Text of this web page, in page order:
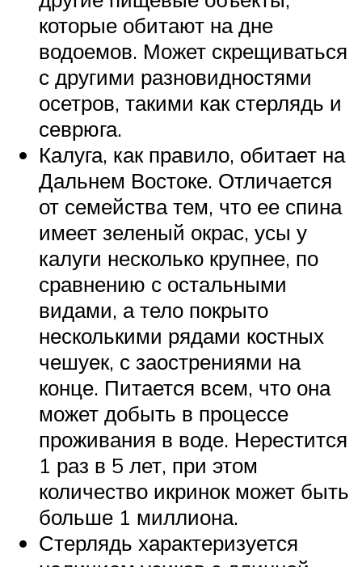
которые обитают на дне
водоемов. Может скрещиваться
с другими разновидностями
осетров, такими как стерлядь и
севрюга.
Калуга, как правило, обитает на
Дальнем Востоке. Отличается
от семейства тем, что ее спина
имеет зеленый окрас, усы у
калуги несколько крупнее, по
сравнению с остальными
видами, а тело покрыто
несколькими рядами костных
чешуек, с заострениями на
конце. Питается всем, что она
может добыть в процессе
проживания в воде. Нерестится
1 раз в 5 лет, при этом
количество икринок может быть
больше 1 миллиона.
Стерлядь характеризуется